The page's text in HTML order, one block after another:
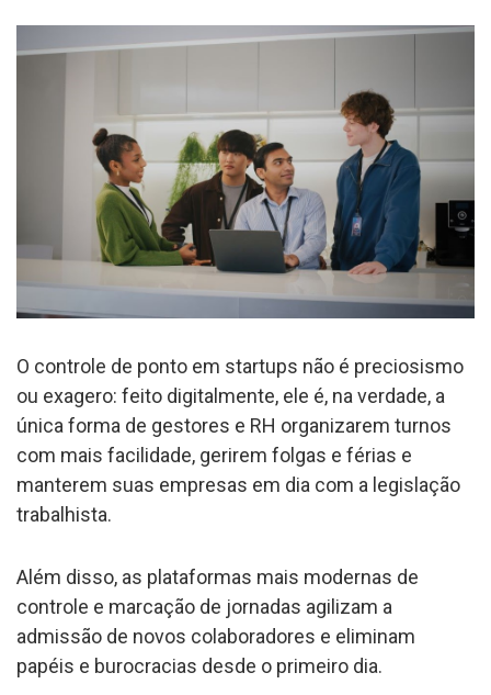
O controle de ponto em startups não é preciosismo
ou exagero: feito digitalmente, ele é, na verdade, a
única forma de gestores e RH organizarem turnos
com mais facilidade, gerirem folgas e férias e
manterem suas empresas em dia com a legislação
trabalhista.
Além disso, as plataformas mais modernas de
controle e marcação de jornadas agilizam a
admissão de novos colaboradores e eliminam
papéis e burocracias desde o primeiro dia.